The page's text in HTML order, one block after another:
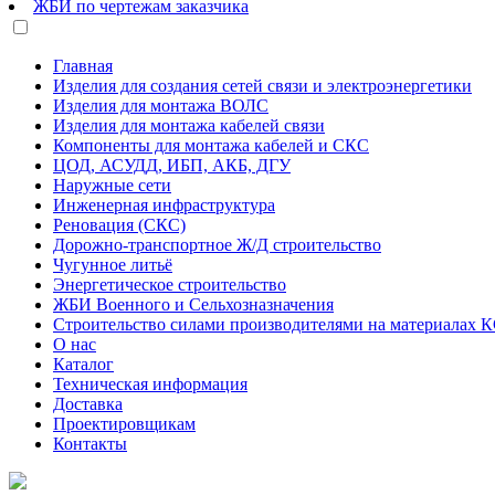
ЖБИ по чертежам заказчика
Главная
Изделия для создания сетей связи и электроэнергетики
Изделия для монтажа ВОЛС
Изделия для монтажа кабелей связи
Компоненты для монтажа кабелей и СКС
ЦОД, АСУДД, ИБП, АКБ, ДГУ
Наружные сети
Инженерная инфраструктура
Реновация (СКС)
Дорожно-транспортное Ж/Д строительство
Чугунное литьё
Энергетическое строительство
ЖБИ Военного и Сельхозназначения
Строительство силами производителями на материалах
О нас
Каталог
Техническая информация
Доставка
Проектировщикам
Контакты